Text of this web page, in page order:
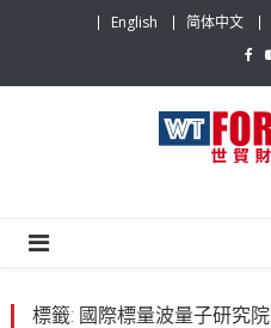
English 简体中文
標籤: 國際標量波量子研究院